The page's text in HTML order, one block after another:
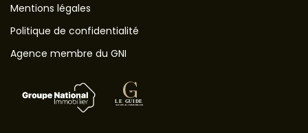
Mentions légales
Politique de confidentialité
Agence membre du GNI